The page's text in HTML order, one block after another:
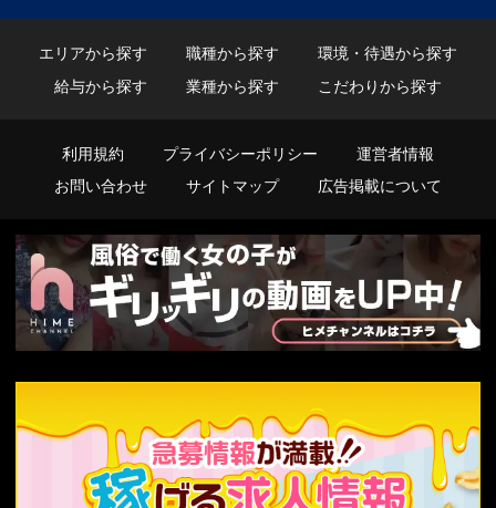
エリアから探す 職種から探す
環境・待遇から探す
給与から探す
業種から探す こだわりから探す
利用規約 プライバシーポリシー
運営者情報
お問い合わせ
サイトマップ 広告掲載について